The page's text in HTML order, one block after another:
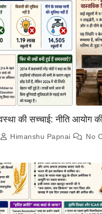
की सच्चाई: नीति आयोग की
Himanshu Papnai No